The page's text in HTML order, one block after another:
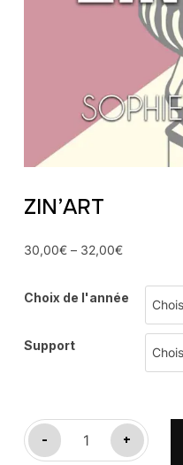
ZIN’ART
30,00€– 32,00€
Choix de l'année
Support
-
quantité
de
+